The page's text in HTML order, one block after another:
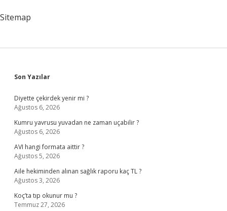
Sitemap
Sidebar
Son Yazılar
Diyette çekirdek yenir mi ?
Ağustos 6, 2026
Kumru yavrusu yuvadan ne zaman uçabilir ?
Ağustos 6, 2026
AVI hangi formata aittir ?
Ağustos 5, 2026
Aile hekiminden alınan sağlık raporu kaç TL ?
Ağustos 3, 2026
Koç’ta tıp okunur mu ?
Temmuz 27, 2026